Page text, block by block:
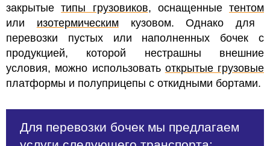
закрытыетипы грузовиков, оснащенные тентом
или изотермическимкузовом. Однако для
перевозки пустых или наполненных бочек с
продукцией, которой нестрашны внешние
условия, можно использовать открытые грузовые
платформы и полуприцепы с откидными бортами.
Для перевозки бочек мы предлагаем